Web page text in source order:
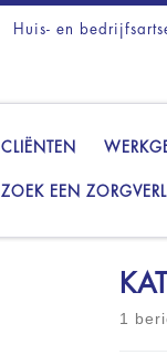
Huis- en
CLIËNTEN
ZOEK EEN
1